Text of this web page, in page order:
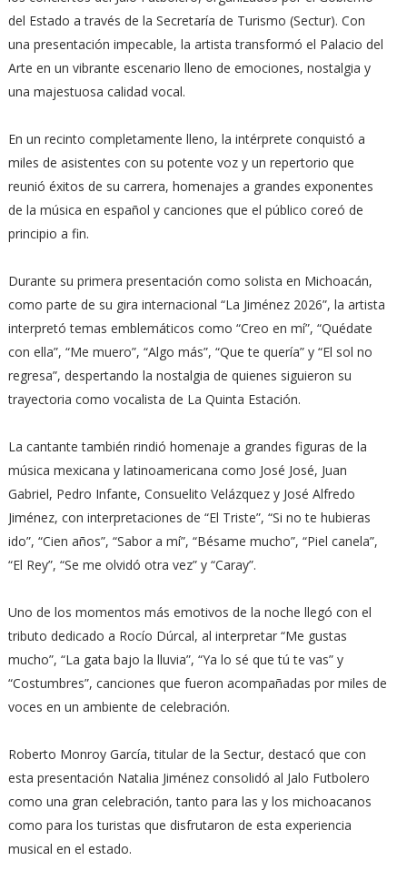
del Estado a través de la Secretaría de Turismo (Sectur). Con
una presentación impecable, la artista transformó el Palacio del
Arte en un vibrante escenario lleno de emociones, nostalgia y
una majestuosa calidad vocal.
En un recinto completamente lleno, la intérprete conquistó a
miles de asistentes con su potente voz y un repertorio que
reunió éxitos de su carrera, homenajes a grandes exponentes
de la música en español y canciones que el público coreó de
principio a fin.
Durante su primera presentación como solista en Michoacán,
como parte de su gira internacional “La Jiménez 2026”, la artista
interpretó temas emblemáticos como “Creo en mí”, “Quédate
con ella”, “Me muero”, “Algo más”, “Que te quería” y “El sol no
regresa”, despertando la nostalgia de quienes siguieron su
trayectoria como vocalista de La Quinta Estación.
La cantante también rindió homenaje a grandes figuras de la
música mexicana y latinoamericana como José José, Juan
Gabriel, Pedro Infante, Consuelito Velázquez y José Alfredo
Jiménez, con interpretaciones de “El Triste”, “Si no te hubieras
ido”, “Cien años”, “Sabor a mí”, “Bésame mucho”, “Piel canela”,
“El Rey”, “Se me olvidó otra vez” y “Caray”.
Uno de los momentos más emotivos de la noche llegó con el
tributo dedicado a Rocío Dúrcal, al interpretar “Me gustas
mucho”, “La gata bajo la lluvia”, “Ya lo sé que tú te vas” y
“Costumbres”, canciones que fueron acompañadas por miles de
voces en un ambiente de celebración.
Roberto Monroy García, titular de la Sectur, destacó que con
esta presentación Natalia Jiménez consolidó al Jalo Futbolero
como una gran celebración, tanto para las y los michoacanos
como para los turistas que disfrutaron de esta experiencia
musical en el estado.